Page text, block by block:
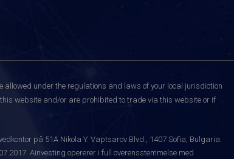
allowed under the regulations and laws of your local jurisdiction
website and/or are prohibited to trade via this website or if
på 51A Nikola Y. Vaptsarov Blvd., 1407 Sofia, Bulgaria.
Ainvesting opererer i full overensstemmelse med